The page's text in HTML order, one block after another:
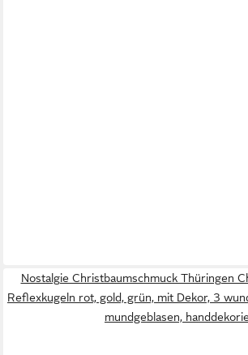
Nostalgie Christbaumschmuck Thüringen
Reflexkugeln rot, gold, grün, mit Dekor, 3
mundgeblasen,